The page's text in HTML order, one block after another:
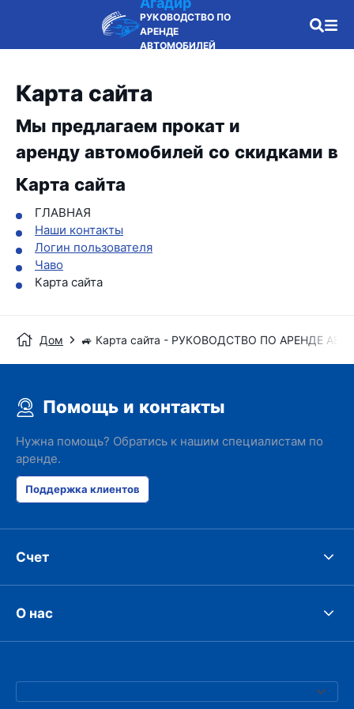
РУКОВОДСТВО ПО
АРЕНДЕ
АВТОМОБИЛЕЙ
Карта сайта
Мы предлагаем прокат и
аренду автомобилей со скидками в
Карта сайта
ГЛАВНАЯ
Наши контакты
Логин пользователя
Чаво
Карта сайта
Дом 🚙 Карта сайта - РУКОВОДСТВО ПО АРЕНДЕ
Помощь и контакты
Нужна помощь? Обратись к нашим специалистам по
аренде.
Поддержка клиентов
Счет
О нас